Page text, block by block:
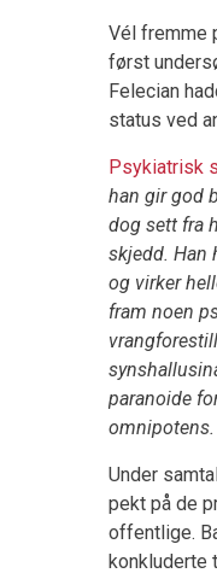
Vél fremme
først
Felecian
status ved
Psykiatrisk
han gir god
dog sett fra
skjedd. Han
og virker
fram noen
paranoide
omnipotens.
Under
pekt på de
offentlige.
konkluderte